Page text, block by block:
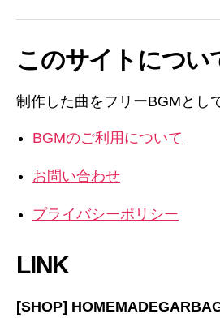
このサイトについ
制作した曲をフリーBGMとし
BGMのご利用について
お問い合わせ
プライバシーポリシー
LINK
[SHOP]